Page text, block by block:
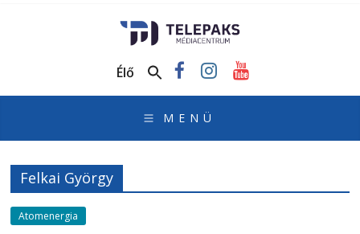
Médiacentrum
honlapja
Élő
Felkai György
Atomenergia